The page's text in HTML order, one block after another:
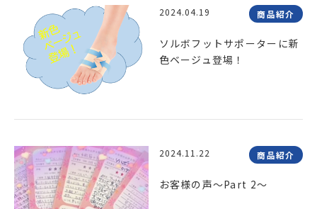
2024.04.19 商品紹介
ソルボフットサポーターに新
色ベージュ登場！
2024.11.22 商品紹介
お客様の声～Part 2～